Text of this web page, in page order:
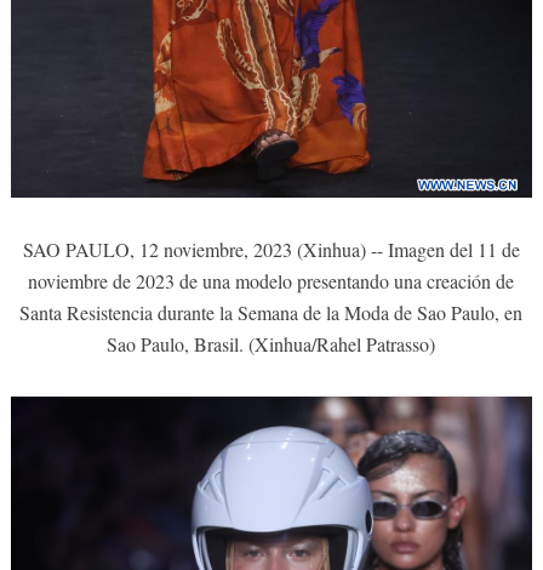
SAO PAULO, 12 noviembre, 2023 (Xinhua) -- Imagen del 11 de
noviembre de 2023 de una modelo presentando una creación de
Santa Resistencia durante la Semana de la Moda de Sao Paulo, en
Sao Paulo, Brasil. (Xinhua/Rahel Patrasso)